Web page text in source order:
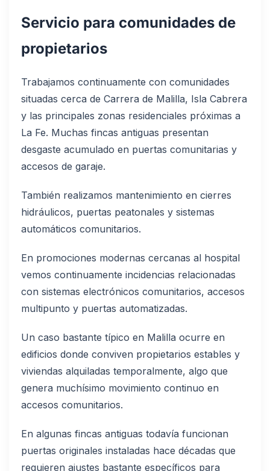
Servicio para comunidades de
propietarios
Trabajamos continuamente con comunidades
situadas cerca de Carrera de Malilla, Isla Cabrera
y las principales zonas residenciales próximas a
La Fe. Muchas fincas antiguas presentan
desgaste acumulado en puertas comunitarias y
accesos de garaje.
También realizamos mantenimiento en cierres
hidráulicos, puertas peatonales y sistemas
automáticos comunitarios.
En promociones modernas cercanas al hospital
vemos continuamente incidencias relacionadas
con sistemas electrónicos comunitarios, accesos
multipunto y puertas automatizadas.
Un caso bastante típico en Malilla ocurre en
edificios donde conviven propietarios estables y
viviendas alquiladas temporalmente, algo que
genera muchísimo movimiento continuo en
accesos comunitarios.
En algunas fincas antiguas todavía funcionan
puertas originales instaladas hace décadas que
requieren ajustes bastante específicos para